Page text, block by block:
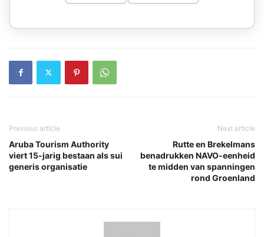
Previous article
Aruba Tourism Authority
viert 15-jarig bestaan als sui
generis organisatie
Next article
Rutte en Brekelmans
benadrukken NAVO-eenheid
te midden van spanningen
rond Groenland